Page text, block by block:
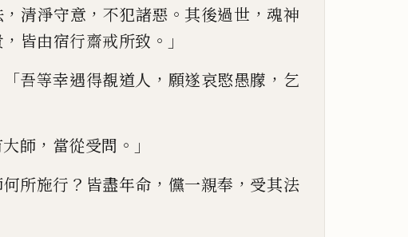
， 清淨守意 ， 不犯諸惡 。其後過世 ， 魂神
， 皆由宿行齋戒所致 。」
「吾等幸遇得覩道人 ， 願遂哀愍愚朦 ， 乞
大師 ， 當從受問 。」
所施行 ？ 皆盡年命 ， 儻一親奉 ， 受其法